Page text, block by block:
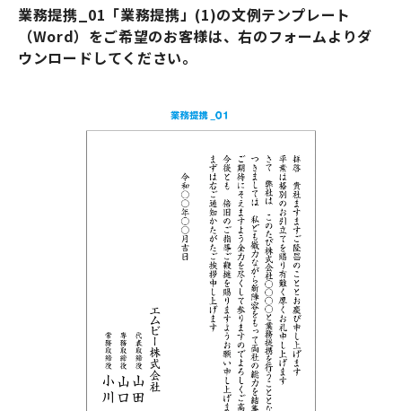
業務提携_01「業務提携」(1)の文例テンプレート
（Word）をご希望のお客様は、右のフォームよりダ
ウンロードしてください。